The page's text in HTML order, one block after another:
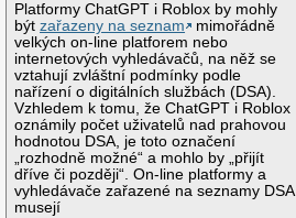
Platformy ChatGPT i Roblox by mohly
býtzařazeny na seznam
mimořádně
velkých on-line platforem nebo
internetových vyhledávačů, na něž se
vztahují zvláštní podmínky podle
nařízení o digitálních službách (DSA).
Vzhledem k tomu, že ChatGPT i Roblox
oznámily počet uživatelů nad prahovou
hodnotou DSA, je toto označení
„rozhodně možné“ a mohlo by „přijít
dříve či později“. On-line platformy a
vyhledávače zařazené na seznamy DSA
musejí